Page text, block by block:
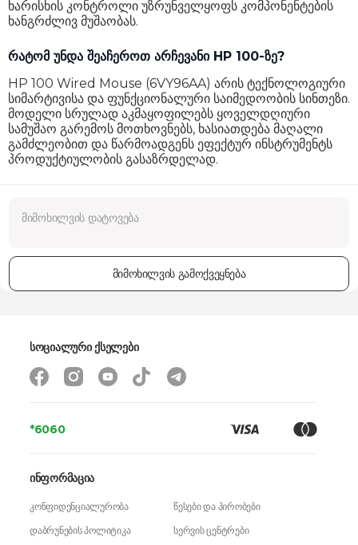
ხარისხის კონტროლი უზრუნველყოფს კომპონენტების
ხანგრძლივ მუშაობას.
რატომ უნდა შეაჩეროთ არჩევანი HP 100-ზე?
HP 100 Wired Mouse (6VY96AA) არის ტექნოლოგიური
სიმარტივისა და ფუნქციონალური საიმედოობის სინთეზი.
მოდელი სრულად აკმაყოფილებს ყოველდღიური
სამუშაო გარემოს მოთხოვნებს, ხასიათდება მაღალი
გამძლეობით და წარმოადგენს ეფექტურ ინსტრუმენტს
პროდუქტიულობის გასაზრდელად.
მიმოხილვის გამოქვეყნება
*6060
ინფორმაცია
კონფიდენციალურობა
წესები და პირობები
დაბრუნების პოლიტიკა
სერვის ცენტრები
სოციალური ქსელები